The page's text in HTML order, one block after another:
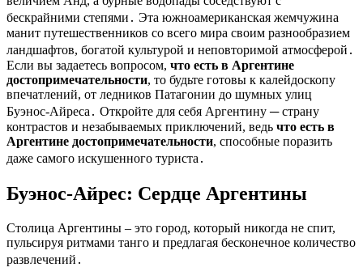
бескрайними степями․ Эта южноамериканская жемчужина
манит путешественников со всего мира своим разнообразием
ландшафтов, богатой культурой и неповторимой атмосферой․
Если вы задаетесь вопросом, что есть в Аргентине
достопримечательности, то будьте готовы к калейдоскопу
впечатлений, от ледников Патагонии до шумных улиц
Буэнос-Айреса․ Откройте для себя Аргентину ─ страну
контрастов и незабываемых приключений, ведь что есть в
Аргентине достопримечательности, способные поразить
даже самого искушенного туриста․
Буэнос-Айрес: Сердце Аргентины
Столица Аргентины – это город, который никогда не спит,
пульсируя ритмами танго и предлагая бесконечное количество
развлечений․